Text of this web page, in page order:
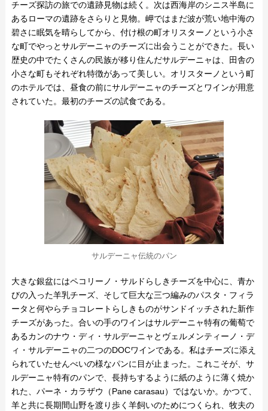
チーズ探訪の旅での遺跡見物は続く。次は西海岸のシニス半島に
あるローマの遺跡をさらりと見物。岬ではまだ波が荒い地中海の
碧さに眠気を晴らしてから、付け根の町オリスターノという小さ
な町でやっとサルデーニャのチーズに出会うことができた。長い
歴史の中でたくさんの民族が移り住んだサルデーニャは、田舎の
小さな町もそれぞれ特徴があって美しい。オリスターノという町
のホテルでは、昼食の前にサルデーニャのチーズとワインが用意
されていた。最初のチーズの試食である。
サルデーニャ伝統のパン
大きな銀盆にはペコリーノ・サルドらしきチーズを中心に、青か
びの入った羊乳チーズ、そして巨大な三つ編みのパスタ・フィラ
ータと何やらチョコレートらしきものがサンドイッチされた新作
チーズがあった。合いの手のワインはサルデーニャ特有の葡萄で
あるカンのナウ・ディ・サルデーニャとヴェルメンティーノ・デ
ィ・サルデーニャの二つのDOCワインである。私はチーズに添え
られていたせんべいの様なパンに目が止まった。これこそが、サ
ルデーニャ特有のパンで、長持ちするように紙のように薄く焼か
れた、パーネ・カラザウ（Pane carasau）ではないか。かつて、
羊と共に長期間山野を渡り歩く羊飼いのためにつくられ、牧夫の